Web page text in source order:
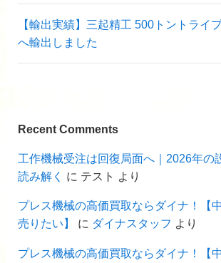
【輸出実績】三起精工 500トントライ
へ輸出しました
Recent Comments
工作機械受注は回復局面へ｜2026年の
読み解く
に テスト より
プレス機械の高価買取ならダイナ！【
売りたい】
に ダイナスタッフ より
プレス機械の高価買取ならダイナ！【